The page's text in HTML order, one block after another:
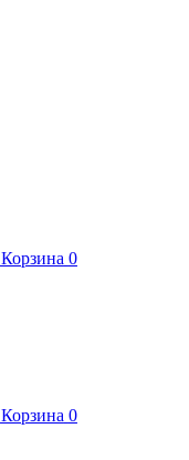
Корзина 0
Корзина 0